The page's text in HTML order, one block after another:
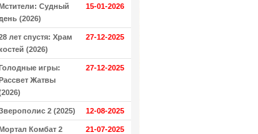
Судный
день (2026)
15-01-2026
лет спустя: Храм
(2026)
27-12-2025
игры:
Жатвы
27-12-2025
2 (2025) 12-08-2025
Комбат 2
21-07-2025